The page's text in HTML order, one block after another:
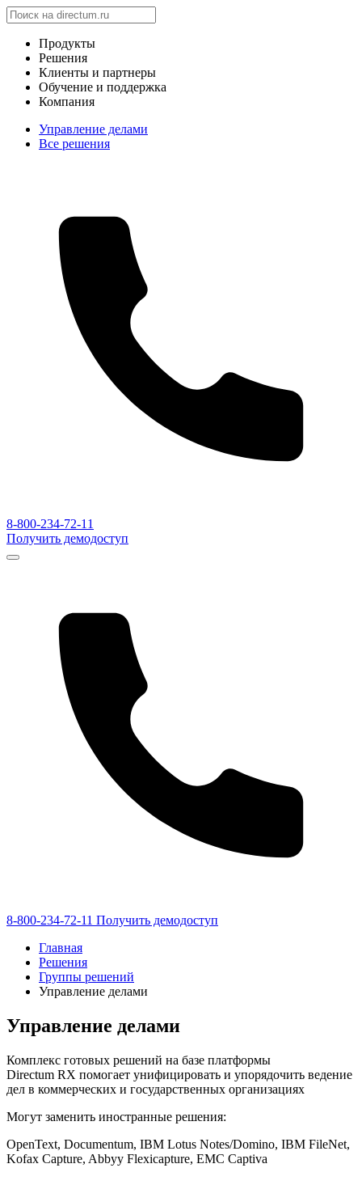
Продукты
Решения
Клиенты и партнеры
Обучение и поддержка
Компания
Управление делами
Все решения
8-800-234-72-11
Получить демодоступ
8-800-234-72-11 Получить демодоступ
Главная
Решения
Группы решений
Управление делами
Управление делами
Комплекс готовых решений на базе платформы
Directum RX помогает унифицировать и упорядочить ведение
дел в коммерческих и государственных организациях
Могут заменить иностранные решения:
OpenText, Documentum, IBM Lotus Notes/Domino, IBM FileNet,
Kofax Capture, Abbyy Flexicapture, EMC Captiva